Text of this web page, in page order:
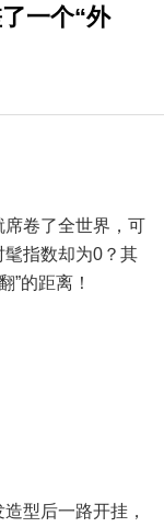
一个“外
席卷了全世界，可
指数却为0？其
”的距离！
型后一路开挂，